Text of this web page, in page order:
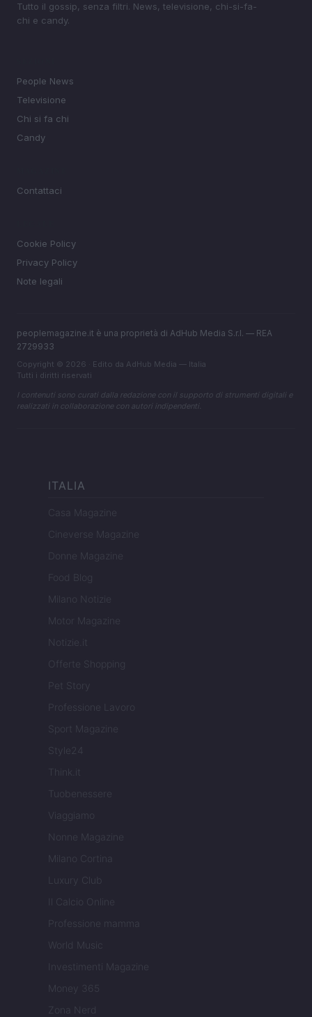
Tutto il gossip, senza filtri. News, televisione, chi-si-fa-
chi e candy.
People News
Televisione
Chi si fa chi
Candy
Contattaci
Cookie Policy
Privacy Policy
Note legali
peoplemagazine.it è una proprietà di AdHub Media S.r.l. — REA
2729933
Copyright © 2026 · Edito da AdHub Media — Italia
Tutti i diritti riservati
I contenuti sono curati dalla redazione con il supporto di strumenti digitali e
realizzati in collaborazione con autori indipendenti.
ITALIA
Casa Magazine
Cineverse Magazine
Donne Magazine
Food Blog
Milano Notizie
Motor Magazine
Notizie.it
Offerte Shopping
Pet Story
Professione Lavoro
Sport Magazine
Style24
Think.it
Tuobenessere
Viaggiamo
Nonne Magazine
Milano Cortina
Luxury Club
Il Calcio Online
Professione mamma
World Music
Investimenti Magazine
Money 365
Zona Nerd